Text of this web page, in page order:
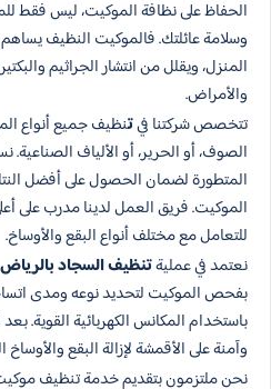
الحفاظ على نظافة الموكيت، ليس فقط
وسلامة عائلتك. فالموكيت النظيف
المنزل، ويقلل من انتشار الجراثيم
والأمراض.
تتخصص شركتنا فيتنظيف جميع أنواع
الصوف، أو الحرير، أو الألياف
المتطورة لضمان الحصول على أفضل
الموكيت. فريق العمل لدينا مدرب على
للتعامل مع مختلف أنواع البقع والأوساخ.
نعتمد في عمليةتنظيف السجاد بالرياض
بفحص الموكيت لتحديد نوعه ومدى اتساخه.
باستخدام المكانس الكهربائية
وآمنة على الأقمشة لإزالة البقع والأوساخ
نحن ملتزمون بتقديم خدمة تنظيف